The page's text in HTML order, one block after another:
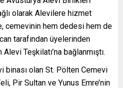
olarak Alevilere hizmet
cemevinin hem dedesi hem de
tarafından üyelerinden
Teşkilatı’na bağlanmıştı.
binası olan St. Pölten Cemevi
Pir Sultan ve Yunus Emre’nin